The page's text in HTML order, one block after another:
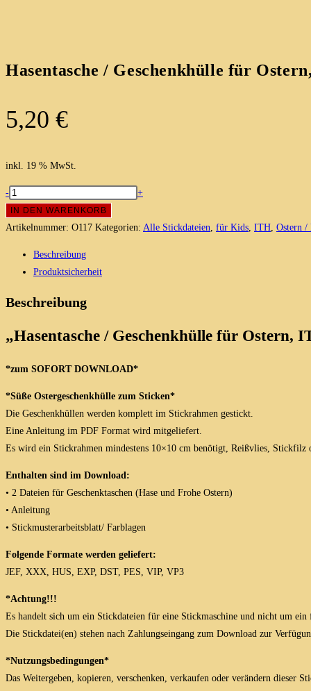
Hasentasche / Geschenkhülle für
5,20 €
inkl. 19 % MwSt.
Hasentasche
Geschenkhülle
Stickdatei
Menge
- +
IN DEN WARENKORB
Artikelnummer: O117 Kategorien: Alle Stickdateien für Kids ITH Ostern /
Beschreibung
Produktsicherheit
Beschreibung
„Hasentasche / Geschenkhülle für Ostern,
*zum SOFORT DOWNLOAD*
*Süße Ostergeschenkhülle zum Sticken*
Die Geschenkhüllen werden komplett im Stickrahmen gestickt.
Eine Anleitung im PDF Format wird mitgeliefert.
Es wird ein Stickrahmen mindestens 10×10 cm benötigt, Reißvlies,
Enthalten sind im Download:
• 2 Dateien für Geschenktaschen (Hase und Frohe Ostern)
• Anleitung
• Stickmusterarbeitsblatt/ Farblagen
Folgende Formate werden geliefert:
JEF, XXX, HUS, EXP, DST, PES, VIP, VP3
*Achtung!!!
Es handelt sich um ein Stickdateien für eine Stickmaschine und nicht um
Die Stickdatei(en) stehen nach Zahlungseingang zum Download zur
*Nutzungsbedingungen*
Das Weitergeben, kopieren, verschenken, verkaufen oder verändern dieser